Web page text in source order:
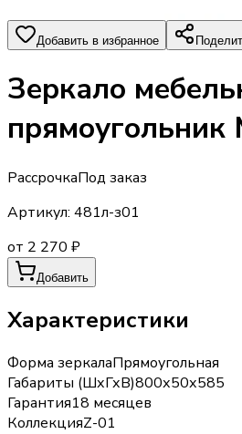
Добавить в избранное
Зеркало
прямоугольник
РассрочкаПод заказ
Артикул: 481л-з01
от 2 270 ₽
Добавить
Характеристики
Форма зеркалаПрямоугольная
Габариты (ШхГхВ)800х50х585
Гарантия18 месяцев
КоллекцияZ-01